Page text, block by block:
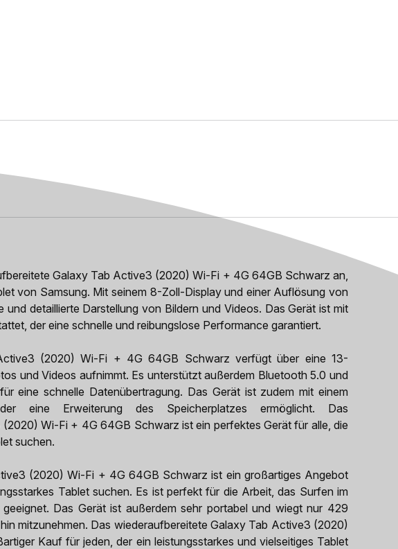
Galaxy Tab Active3 (2020) Wi-Fi + 4G 64GB Schwarz an,
von Samsung. Mit seinem 8-Zoll-Display und einer Auflösung von
detaillierte Darstellung von Bildern und Videos. Das Gerät ist mit
der eine schnelle und reibungslose Performance garantiert.
(2020) Wi-Fi + 4G 64GB Schwarz verfügt über eine 13-
und Videos aufnimmt. Es unterstützt außerdem Bluetooth 5.0 und
eine schnelle Datenübertragung. Das Gerät ist zudem mit einem
eine Erweiterung des Speicherplatzes ermöglicht. Das
Wi-Fi + 4G 64GB Schwarz ist ein perfektes Gerät für alle, die
suchen.
(2020) Wi-Fi + 4G 64GB Schwarz ist ein großartiges Angebot
Tablet suchen. Es ist perfekt für die Arbeit, das Surfen im
Das Gerät ist außerdem sehr portabel und wiegt nur 429
mitzunehmen. Das wiederaufbereitete Galaxy Tab Active3 (2020)
Kauf für jeden, der ein leistungsstarkes und vielseitiges Tablet